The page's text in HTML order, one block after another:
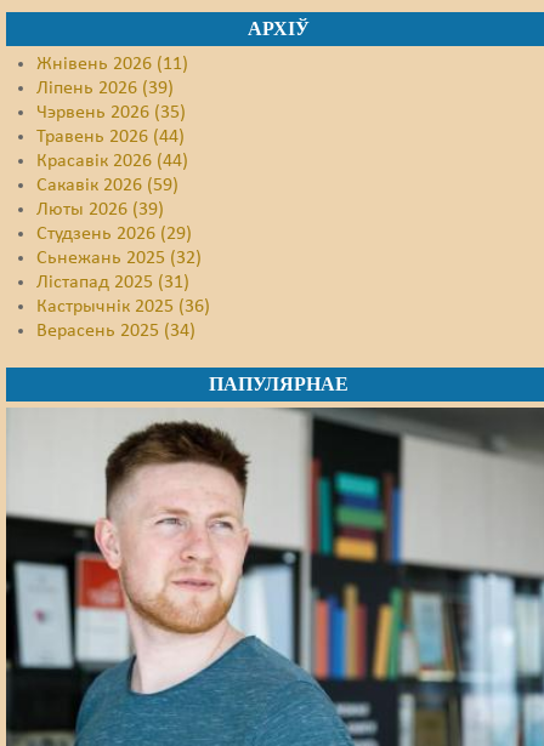
АРХІЎ
Жнівень 2026 (11)
Ліпень 2026 (39)
Чэрвень 2026 (35)
Травень 2026 (44)
Красавік 2026 (44)
Сакавік 2026 (59)
Люты 2026 (39)
Студзень 2026 (29)
Сьнежань 2025 (32)
Лістапад 2025 (31)
Кастрычнік 2025 (36)
Верасень 2025 (34)
ПАПУЛЯРНАЕ